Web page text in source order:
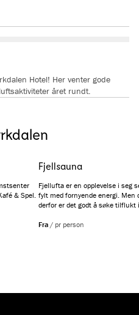
parkeringssoner, der to av
Hotel! Her venter gode
året rundt.
& Spel.
Fjellsauna
Fjellufta er en opplevelse i seg
fylt med fornyende energi. Men
derfor er det godt å søke tilflukt
mens du gjennom vinduet
Fra / pr person